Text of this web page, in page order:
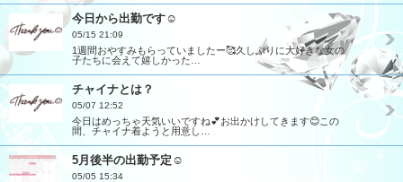
今日から出勤です☺️
05/15 21:09
1週間おやすみもらっていましたー🥰久しぶりに大好きな女の
子たちに会えて嬉しかった…
チャイナとは？
05/07 12:52
今日はめっちゃ天気いいですね💕お出かけしてきます😊この
間、チャイナ着ようと用意し…
5月後半の出勤予定☺️
05/05 15:34